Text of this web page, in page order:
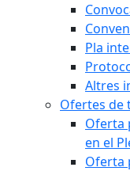
Pla
Altres
Ofertes de
Oferta
en el
Oferta